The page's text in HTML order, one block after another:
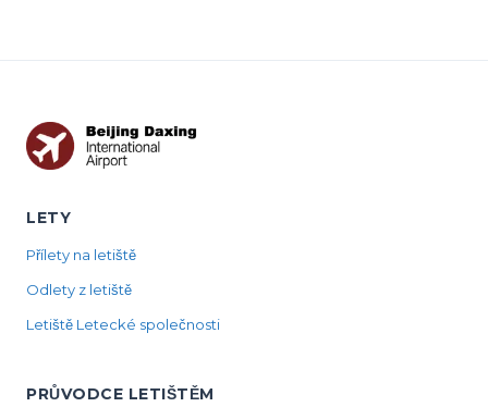
LETY
Přílety na letiště
Odlety z letiště
Letiště Letecké společnosti
PRŮVODCE LETIŠTĚM